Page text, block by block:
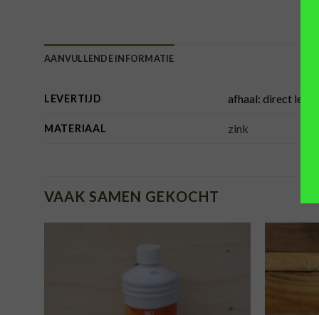
AANVULLENDE INFORMATIE
LEVERTIJD afhaal: direct
MATERIAAL zink
VAAK SAMEN GEKOCHT